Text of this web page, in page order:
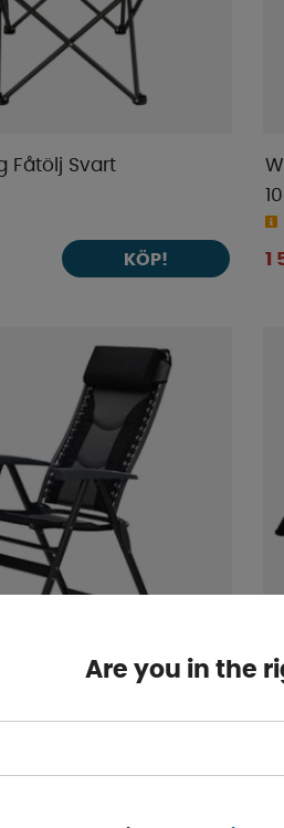
Fåtölj Svart
KÖP! 1
Luna
Are you in the